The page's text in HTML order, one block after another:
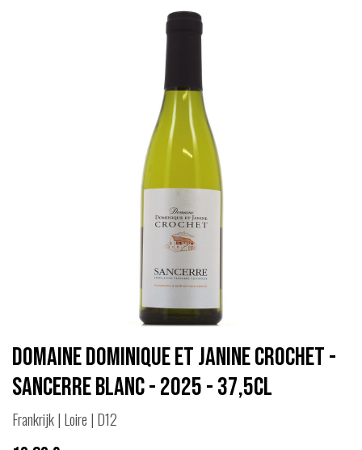
Domaine Dominique et Janine Crochet -
Sancerre Blanc - 2025 - 37,5cl
Frankrijk | Loire | D12